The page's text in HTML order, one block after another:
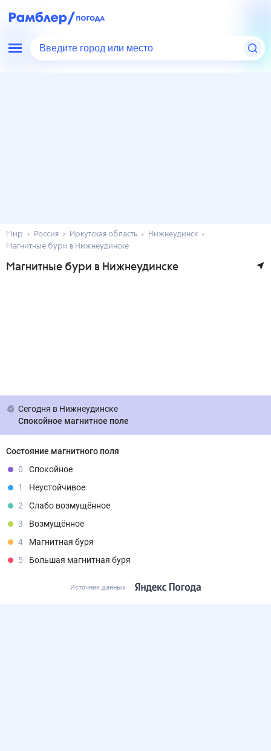
Введите город или место
Мир Россия Иркутская область
Нижнеудинск
Магнитные бури в Нижнеудинске
Магнитные бури в Нижнеудинске
Сегодня в Нижнеудинске
Спокойное магнитное поле
Состояние магнитного поля
0
Спокойное
1
Неустойчивое
2
Слабо возмущённое
3
Возмущённое
4
Магнитная буря
5
Большая магнитная буря
Источник данных